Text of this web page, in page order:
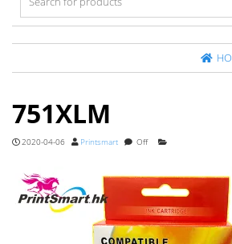
751XLM
2020-04-06 Printsmart Off